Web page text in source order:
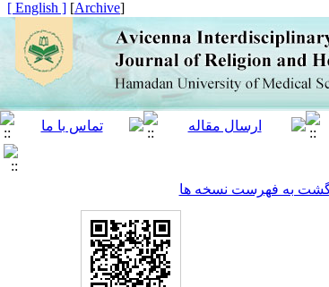
[
Archive
]
[ English ]
به فهرست نسخه ها